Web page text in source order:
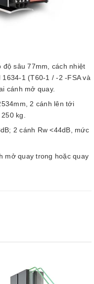
sâu 77mm, cách nhiệt
1 (T60-1 / -2 -FSA và
cánh mở quay.
2 cánh lên tới
kg.
2 cánh Rw <44dB, mức
mở quay trong hoặc quay